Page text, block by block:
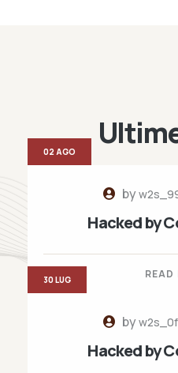
by
Hacked by
READ
02 AGO
by
Hacked by
30 LUG